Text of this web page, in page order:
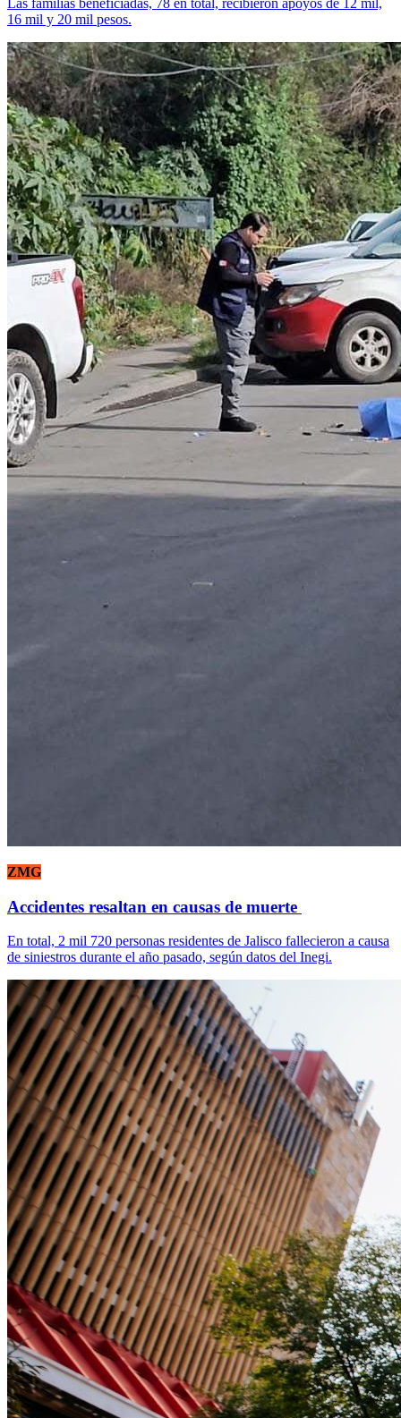
Las familias beneficiadas, 78 en total, recibieron apoyos de 12 mil,
16 mil y 20 mil pesos.
ZMG
Accidentes resaltan en causas de muerte
En total, 2 mil 720 personas residentes de Jalisco fallecieron a causa
de siniestros durante el año pasado, según datos del Inegi.